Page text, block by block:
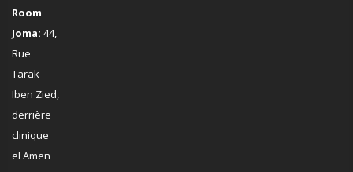
Room
Joma: 44,
Rue
Tarak
Iben Zied,
derrière
clinique
el Amen